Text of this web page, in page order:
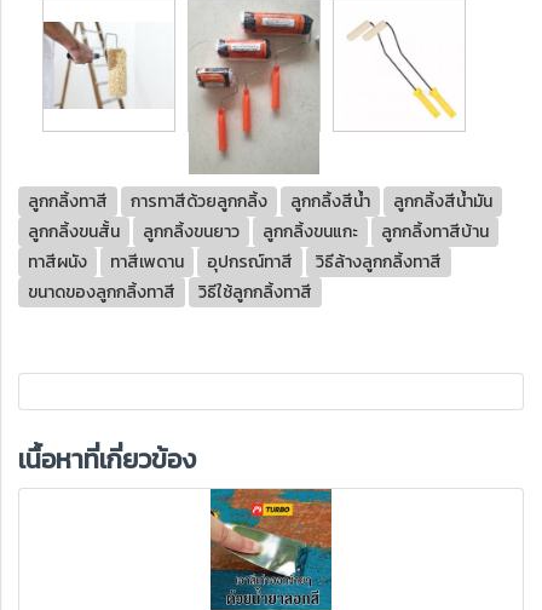
ลูกกลิ้งทาสี การทาสีด้วยลูกกลิ้ง ลูกกลิ้งสีน้ำ
ลูกกลิ้งสีน้ำมัน
ลูกกลิ้งขนสั้น
ลูกกลิ้งขนยาว ลูกกลิ้งขนแกะ
ลูกกลิ้งทาสีบ้าน
ทาสีผนัง
ทาสีเพดาน อุปกรณ์ทาสี
วิธีล้างลูกกลิ้งทาสี
ขนาดของลูกกลิ้งทาสี
วิธีใช้ลูกกลิ้งทาสี
เนื้อหาที่เกี่ยวข้อง